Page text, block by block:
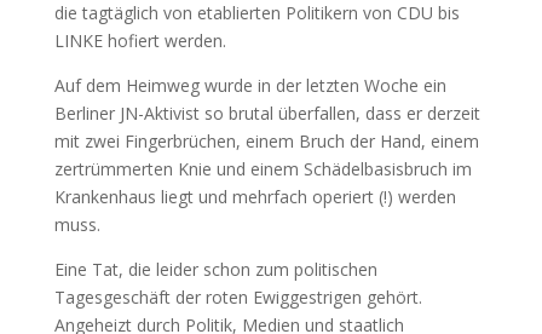
die tagtäglich von etablierten Politikern von CDU bis
LINKE hofiert werden.
Auf dem Heimweg wurde in der letzten Woche ein
Berliner JN-Aktivist so brutal überfallen, dass er derzeit
mit zwei Fingerbrüchen, einem Bruch der Hand, einem
zertrümmerten Knie und einem Schädelbasisbruch im
Krankenhaus liegt und mehrfach operiert (!) werden
muss.
Eine Tat, die leider schon zum politischen
Tagesgeschäft der roten Ewiggestrigen gehört.
Angeheizt durch Politik, Medien und staatlich